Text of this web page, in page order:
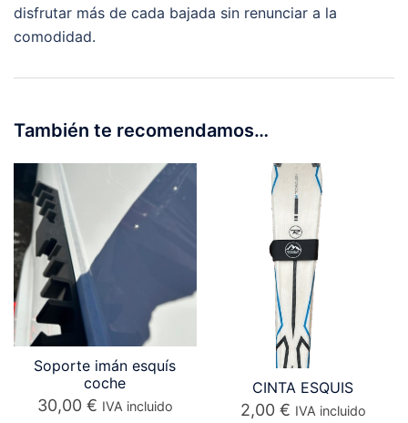
disfrutar más de cada bajada sin renunciar a la
comodidad.
También te recomendamos…
Soporte imán esquís
coche
30,00 € IVA incluido
CINTA ESQUIS
2,00 € IVA incluido